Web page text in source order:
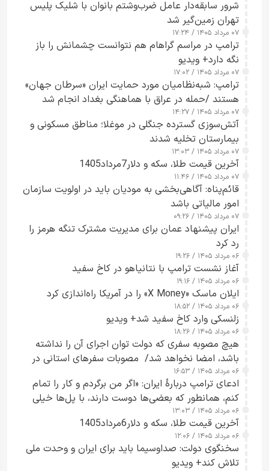
شرور سابقه‌دار عامل ضرب‌وشتم بانوان با شلیک پلیس
تهران زمین‌گیر شد
۰۷ مرداد ۱۴۰۵ / ۱۷:۲۴
ترامپ در مراسم گراهام هم نتوانست چشمانش را باز
نگه دارد+ ویدیو
۰۷ مرداد ۱۴۰۵ / ۱۷:۰۲
ترامپ: شبه‌نظامیان مورد حمایت ایران «سرطان جهان»
هستند /حمله در عراق با هماهنگی بغداد انجام شد
۰۷ مرداد ۱۴۰۵ / ۱۴:۲۷
آتش‌سوزی گسترده جنگلی در موغلا؛ مناطق مسکونی و
بیمارستان تخلیه شدند
۰۷ مرداد ۱۴۰۵ / ۱۳:۰۳
آخرین قیمت طلا، سکه و دلار7مرداد1405
۰۷ مرداد ۱۴۰۵ / ۱۱:۴۶
قائم‌پناه: آگاهی‌بخشی به مودیان باید در اولویت سازمان
امور مالیاتی باشد
۰۷ مرداد ۱۴۰۵ / ۰۹:۲۶
ایران پیشنهاد عمان برای مدیریت مشترک تنگه هرمز را
رد کرد
۰۶ مرداد ۱۴۰۵ / ۱۹:۲۶
آغاز نشست ترامپ با نتانیاهو در کاخ سفید
۰۶ مرداد ۱۴۰۵ / ۱۹:۱۶
ایلان ماسک «X Money» را در آمریکا راه‌اندازی کرد
۰۶ مرداد ۱۴۰۵ / ۱۸:۵۲
زلنسکی وارد کاخ سفید شد+ ویدیو
۰۶ مرداد ۱۴۰۵ / ۱۸:۲۶
هیچ مصوبه سفری که دولت توان اجرای آن را نداشته
باشد، امضا نخواهد شد/ مصوبات سفرهای استانی در
چارچوب قانون بودجه است+ عکس
۰۶ مرداد ۱۴۰۵ / ۱۶:۵۳
ادعای ترامپ دربارهٔ ایران: «اگر من برگردم و کار را تمام
کنم، همانطور که بعضی‌ها دوست دارند، با پل‌ها خیلی
راحت می‌توانم بیشتر پل‌هایشان را در کمتر از یک
ساعت از بین ببرم+ ویدیو
۰۶ مرداد ۱۴۰۵ / ۱۳:۰۳
آخرین قیمت طلا، سکه و دلار6مرداد1405
۰۶ مرداد ۱۴۰۵ / ۱۲:۰۶
سخنگوی دولت: صداوسیما باید برای ایران و وحدت ملی
تلاش کند+ ویدیو